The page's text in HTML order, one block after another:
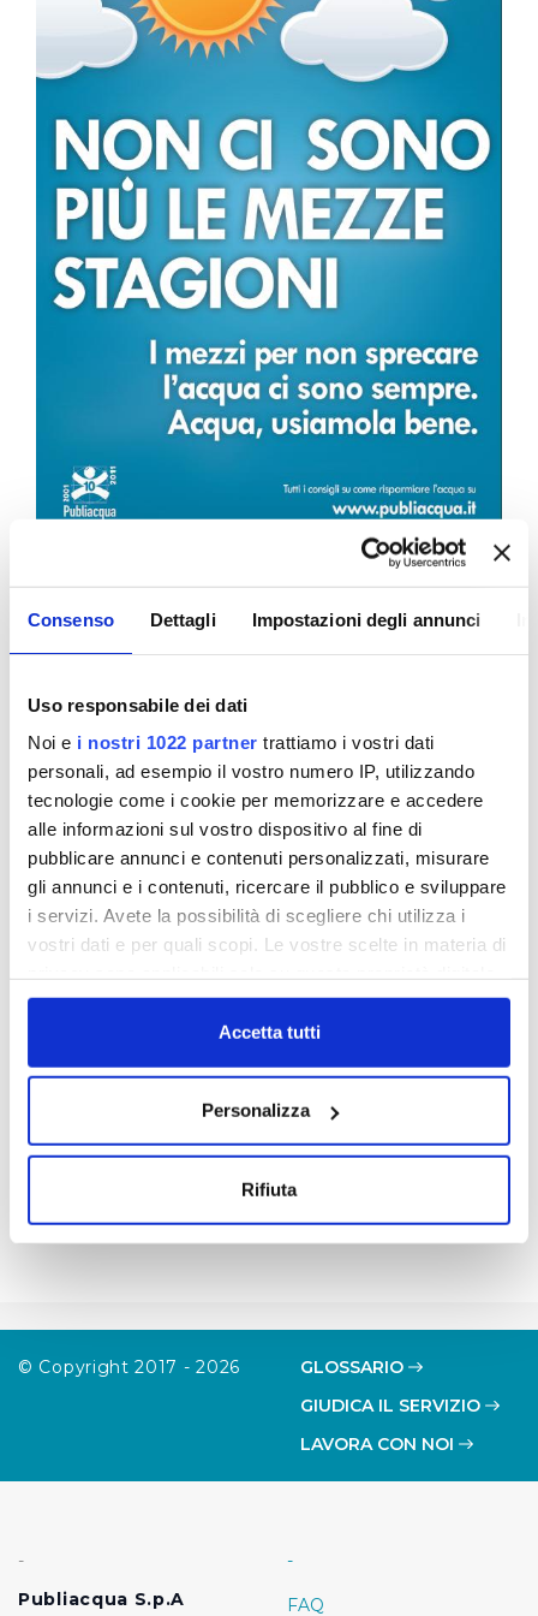
Consenso Dettagli Impostazioni degli annunci
Uso responsabile dei dati
Noi e i nostri 1022 partner trattiamo i vostri dati
personali, ad esempio il vostro numero IP, utilizzando
tecnologie come i cookie per memorizzare e accedere
alle informazioni sul vostro dispositivo al fine di
pubblicare annunci e contenuti personalizzati, misurare
gli annunci e i contenuti, ricercare il pubblico e sviluppare
i servizi. Avete la possibilità di scegliere chi utilizza i
vostri dati e per quali scopi. Le vostre scelte in materia di
in cui avete effettuato le vostre scelte. È possibile
modificare o revocare il proprio consenso in qualsiasi
momento dalla Dichiarazione sui cookie o facendo clic
Con il tuo consenso, vorremmo anche:
raccogliere informazioni sulla tua posizione
Approfondisci come vengono elaborati i tuoi dati personali
modificare o ritirare il tuo consenso in qualsiasi momento
la navigazione sulle pagine e l'accesso alle aree
protette. In linea con le preferenze manifestate
Accetta tutti
Personalizza
Rifiuta
10 Ottobre 2011
NON CI SONO PIÙ LE
MEZZE STAGIONI.
RISPARMIO IDRICO
....e la nostra campagna 2011 ne segue
l'andamento con un supplemento di uscite su
autobus e radio per sensibilizzare i cittadini sul
tema del risparmio idrico. Un uso consapevole
della risorsa che diventa ogni anno sempre più
importante anche in considerazione dei
© Copyright 2017 - 2026
GLOSSARIO
GIUDICA IL SERVIZIO
LAVORA CON NOI
-
Publiacqua S.p.A
-
FAQ